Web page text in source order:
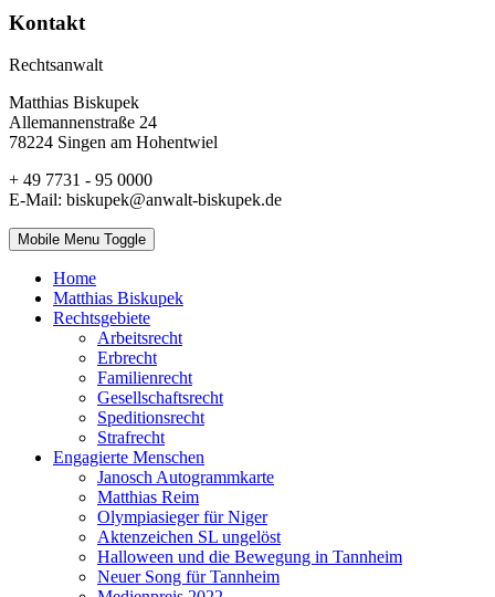
Kontakt
Rechtsanwalt
Matthias Biskupek
Allemannenstraße 24
78224 Singen am Hohentwiel
+ 49 7731 - 95 0000
E-Mail: biskupek@anwalt-biskupek.de
Mobile Menu Toggle
Home
Matthias Biskupek
Rechtsgebiete
Arbeitsrecht
Erbrecht
Familienrecht
Gesellschaftsrecht
Speditionsrecht
Strafrecht
Engagierte Menschen
Janosch Autogrammkarte
Matthias Reim
Olympiasieger für Niger
Aktenzeichen SL ungelöst
Halloween und die Bewegung in Tannheim
Neuer Song für Tannheim